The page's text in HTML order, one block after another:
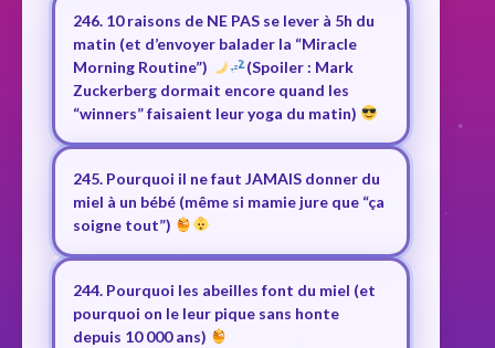
246. 10 raisons de NE PAS se lever à 5h du
matin (et d’envoyer balader la “Miracle
Morning Routine”)
(Spoiler : Mark
Zuckerberg dormait encore quand les
“winners” faisaient leur yoga du matin)
245. Pourquoi il ne faut JAMAIS donner du
miel à un bébé (même si mamie jure que “ça
soigne tout”)
244. Pourquoi les abeilles font du miel (et
pourquoi on le leur pique sans honte
depuis 10 000 ans)